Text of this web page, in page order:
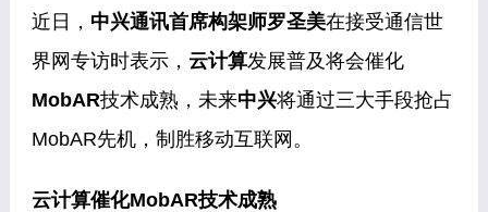
近日， 中兴通讯首席构架师罗圣美在接受通信世
界网专访时表示， 云计算发展普及将会催化
MobAR技术成熟，未来中兴将通过三大手段抢占
MobAR先机，制胜移动互联网。
云计算催化MobAR技术成熟